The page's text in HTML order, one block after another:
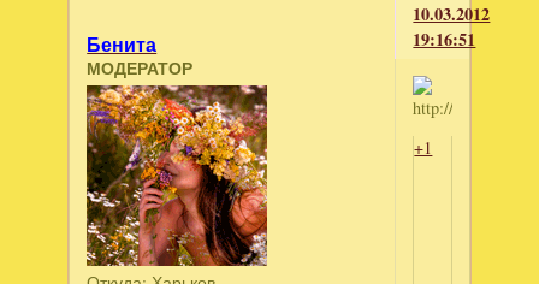
10.03.2012
19:16:51
Бенита
МОДЕРАТОР
+1